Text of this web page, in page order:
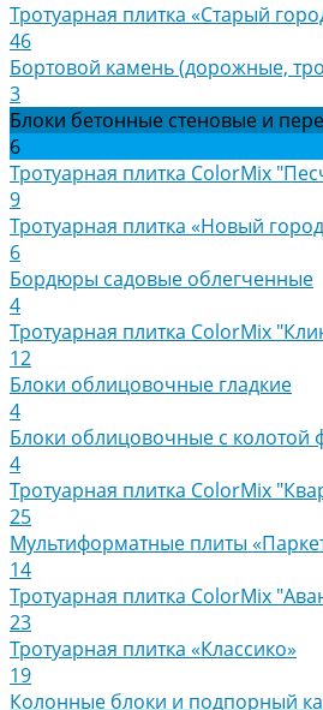
Тротуарная плитка «Старый
46
Бортовой камень (дорожные,
3
Блоки бетонные стеновые и
6
Тротуарная плитка ColorMix
9
Тротуарная плитка «Новый
6
Бордюры садовые облегченные
4
Тротуарная плитка ColorMix
12
Блоки облицовочные гладкие
4
Блоки облицовочные с колотой
4
Тротуарная плитка ColorMix
25
Мультиформатные плиты
14
Тротуарная плитка ColorMix
23
Тротуарная плитка «Классико»
19
Колонные блоки и подпорный